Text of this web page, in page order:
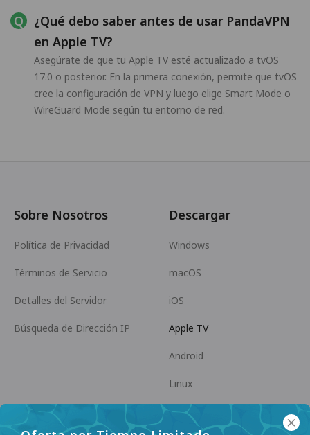
¿Qué debo saber antes de usar PandaVPN
en Apple TV?
Asegúrate de que tu Apple TV esté actualizado a tvOS
17.0 o posterior. En la primera conexión, permite que tvOS
cree la configuración de VPN y luego elige Smart Mode o
WireGuard Mode según tu entorno de red.
Sobre Nosotros
Política de Privacidad
Términos de Servicio
Detalles del Servidor
Búsqueda de Dirección IP
Descargar
Windows
macOS
iOS
Apple TV
Android
Linux
Android TV